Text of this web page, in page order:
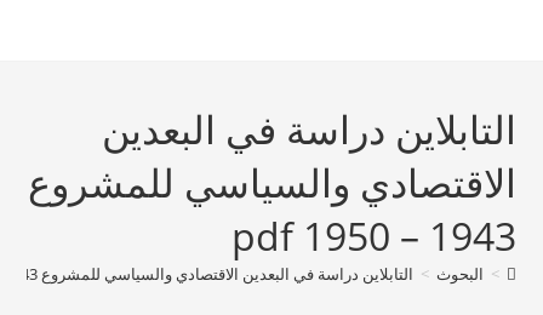
التابلاين دراسة في البعدين
الاقتصادي والسياسي للمشروع
1943 – 1950 pdf
> البحوث > التابلاين دراسة في البعدين الاقتصادي والسياسي للمشروع 1943 – 1950 pdf